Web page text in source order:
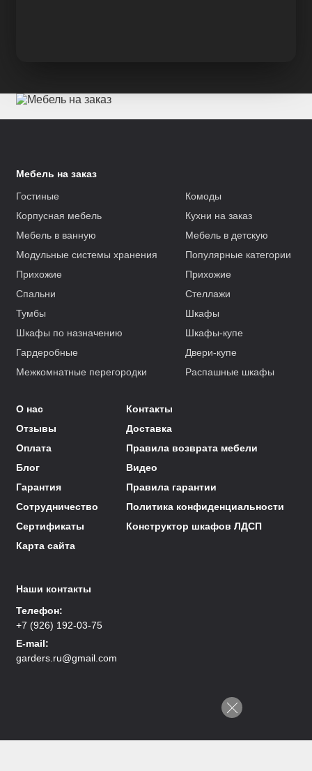
Мебель на заказ
Гостиные
Комоды
Корпусная мебель
Кухни на заказ
Мебель в ванную
Мебель в детскую
Модульные системы хранения
Популярные категории
Прихожие
Прихожие
Спальни
Стеллажи
Тумбы
Шкафы
Шкафы по назначению
Шкафы-купе
Гардеробные
Двери-купе
Межкомнатные перегородки
Распашные шкафы
О нас
Контакты
Отзывы
Доставка
Оплата
Правила возврата мебели
Блог
Видео
Гарантия
Правила гарантии
Сотрудничество
Политика конфиденциальности
Сертификаты
Конструктор шкафов ЛДСП
Карта сайта
Наши контакты
Телефон:
+7 (926) 192-03-75
E-mail:
garders.ru@gmail.com